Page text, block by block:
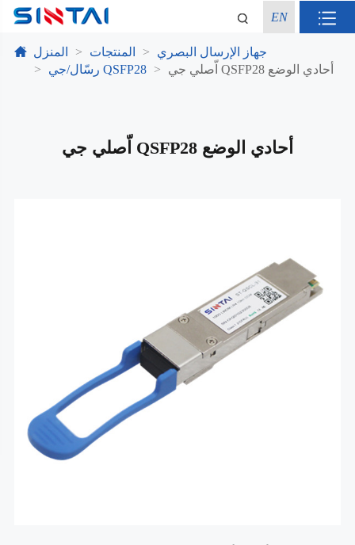
EN
المنزل المنتجات
جهاز الإرسال البصري
رسّال/جي QSFP28
اّصلي جي QSFP28 أحادي الوضع
اّصلي جي QSFP28 أحادي الوضع